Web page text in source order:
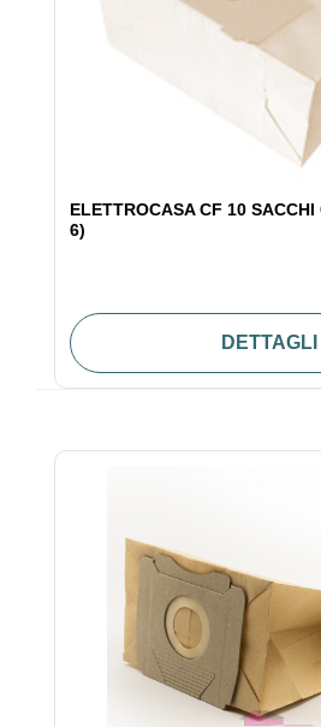
ELETTROCASA CF 10 SACCHI
6)
DETTAGLI